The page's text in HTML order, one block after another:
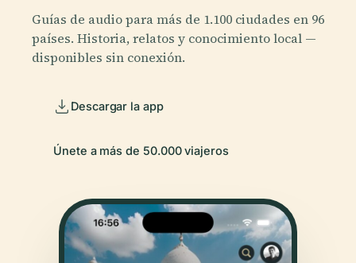
Guías de audio para más de 1.100 ciudades en 96
países. Historia, relatos y conocimiento local —
disponibles sin conexión.
Descargar la app
Únete a más de 50.000 viajeros